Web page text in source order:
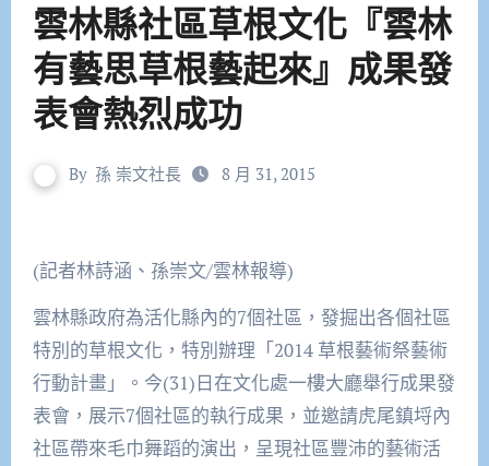
雲林縣社區草根文化『雲林
有藝思草根藝起來』成果發
表會熱烈成功
By 孫 崇文社長 8 月 31, 2015
(記者林詩涵、孫崇文/雲林報導)
雲林縣政府為活化縣內的7個社區，發掘出各個社區
特別的草根文化，特別辦理「2014 草根藝術祭藝術
行動計畫」。今(31)日在文化處一樓大廳舉行成果發
表會，展示7個社區的執行成果，並邀請虎尾鎮埒內
社區帶來毛巾舞蹈的演出，呈現社區豐沛的藝術活